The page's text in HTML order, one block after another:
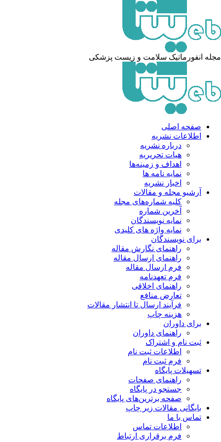
انفورماتیک سلامت و زیست پزشکی
صفحه اصلی
اطلاعات نشریه
درباره نشریه
هیات تحریریه
اهداف و زمینه‌ها
نمایه نامه ها
اخبار نشریه
آرشیو مجله و مقالات
کلیه شماره‌های مجله
آخرین شماره
نمایه نویسندگان
نمایه واژه های کلیدی
برای نویسندگان
راهنمای نگارش مقاله
راهنمای ارسال مقاله
فرم ارسال مقاله
فرم تعهدنامه
راهنمای اخلاقی
تعارض منافع
فرآیند ارسال تا انتشار مقالات
هزینه چاپ
برای داوران
راهنمای داوران
ثبت نام و اشتراک
اطلاعات ثبت نام
فرم ثبت نام
تسهیلات پایگاه
راهنمای صفحات
جستجو در پایگاه
صفحه برترین‌های پایگاه
بایگانی مقالات زیر چاپ
تماس با ما
اطلاعات تماس
فرم برقراری ارتباط